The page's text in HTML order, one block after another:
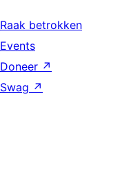
Raak betrokken
Events
Doneer ↗
Swag ↗